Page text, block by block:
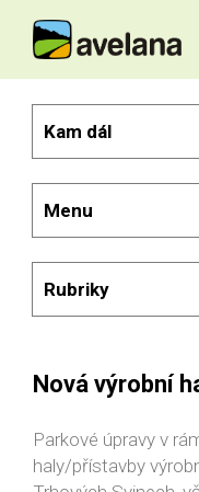
Nová výrobní
Parkové úpravy v
haly/přístavby
Kam dál
Menu
Rubriky